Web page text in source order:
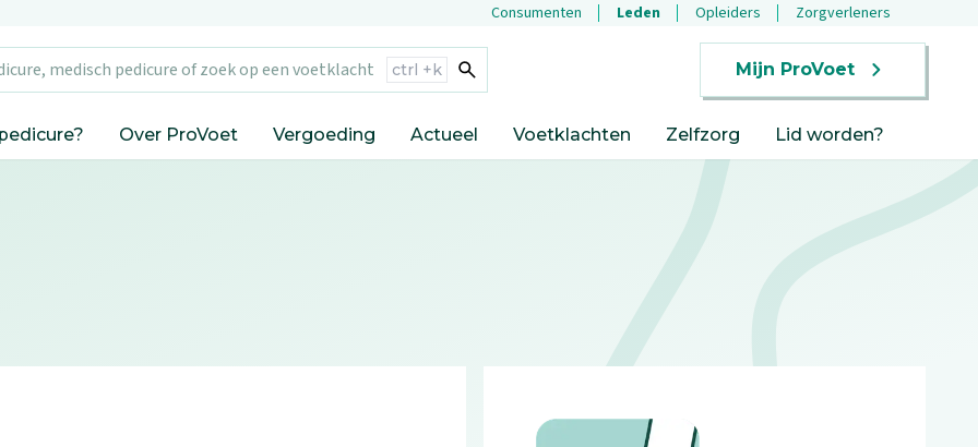
Consumenten Leden Opleiders Zorgverleners
ctrl +k Mijn ProVoet
Over ProVoet Vergoeding Actueel Voetklachten Zelfzorg Lid worden?